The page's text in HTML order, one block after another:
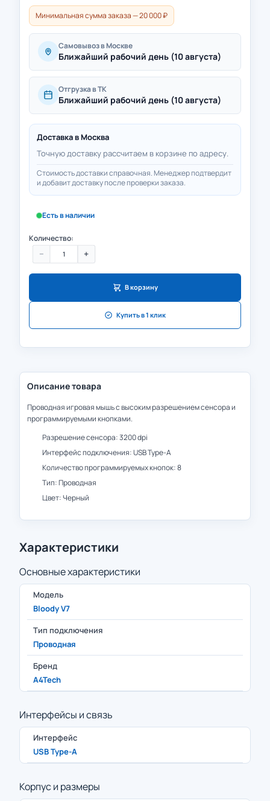
Минимальная сумма заказа — 20 000 ₽
Самовывоз в Москве
Ближайший рабочий день (10 августа)
Отгрузка в ТК
Ближайший рабочий день (10 августа)
Доставка в Москва
Точную доставку рассчитаем в корзине по адресу.
Стоимость доставки справочная. Менеджер подтвердит
и добавит доставку после проверки заказа.
Есть в наличии
Количество:
− +
В корзину
Купить в 1 клик
Описание товара
Проводная игровая мышь с высоким разрешением сенсора и
программируемыми кнопками.
Разрешение сенсора: 3200 dpi
Интерфейс подключения: USB Type-A
Количество программируемых кнопок: 8
Тип: Проводная
Цвет: Черный
Характеристики
Основные характеристики
Модель
Bloody V7
Тип подключения
Проводная
Бренд
A4Tech
Интерфейсы и связь
Интерфейс
USB Type-A
Корпус и размеры